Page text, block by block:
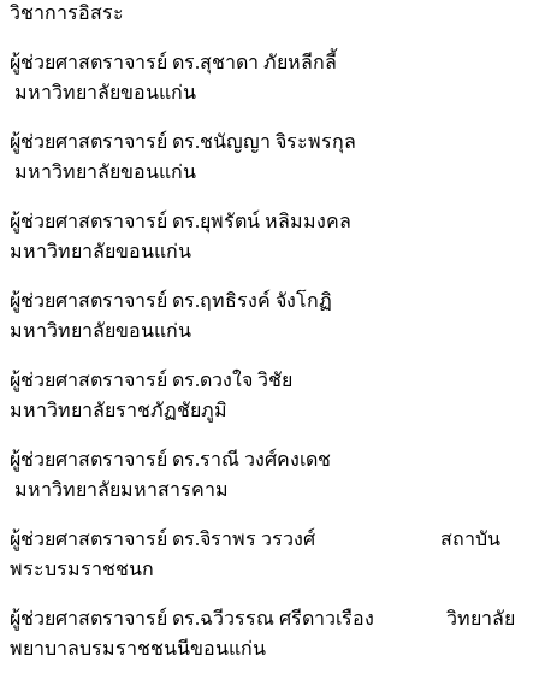
วิชาการอิสระ
ผู้ช่วยศาสตราจารย์ ดร.สุชาดา ภัยหลีกลี้
มหาวิทยาลัยขอนแก่น
ผู้ช่วยศาสตราจารย์ ดร.ชนัญญา จิระพรกุล
มหาวิทยาลัยขอนแก่น
ผู้ช่วยศาสตราจารย์ ดร.ยุพรัตน์ หลิมมงคล
มหาวิทยาลัยขอนแก่น
ผู้ช่วยศาสตราจารย์ ดร.ฤทธิรงค์ จังโกฏิ
มหาวิทยาลัยขอนแก่น
ผู้ช่วยศาสตราจารย์ ดร.ดวงใจ วิชัย
มหาวิทยาลัยราชภัฏชัยภูมิ
ผู้ช่วยศาสตราจารย์ ดร.ราณี วงศ์คงเดช
มหาวิทยาลัยมหาสารคาม
ผู้ช่วยศาสตราจารย์ ดร.จิราพร วรวงศ์ สถาบัน
พระบรมราชชนก
ผู้ช่วยศาสตราจารย์ ดร.ฉวีวรรณ ศรีดาวเรือง วิทยาลัย
พยาบาลบรมราชชนนีขอนแก่น